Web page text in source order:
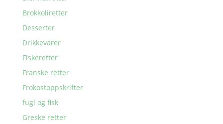
Brokkoliretter
Desserter
Drikkevarer
Fiskeretter
Franske retter
Frokostoppskrifter
fugl og fisk
Greske retter